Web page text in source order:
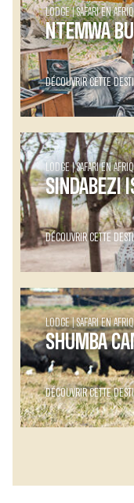
LODGE SAFARI EN
NTEMWA
DÉCOUVRIR CETTE
LODGE SAFARI EN
SINDABEZI
DÉCOUVRIR CETTE
LODGE SAFARI EN
SHUMBA
DÉCOUVRIR CETTE